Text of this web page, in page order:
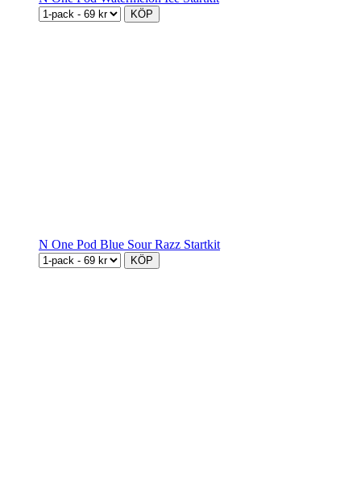
KÖP
N One Pod Blue Sour Razz Startkit
KÖP